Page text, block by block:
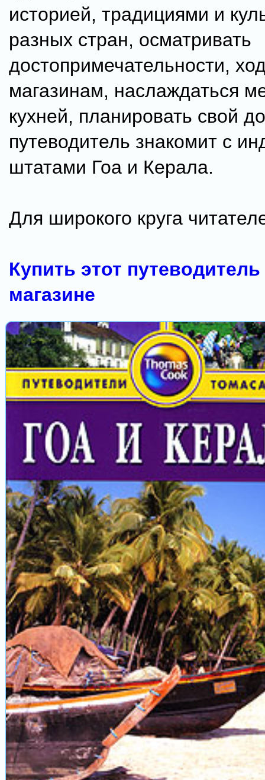
историей, традициями и
разных стран, осматривать
достопримечательности,
магазинам, наслаждаться
кухней, планировать свой
путеводитель знакомит с
штатами Гоа и Керала.
Для широкого круга
Купить этот
магазине